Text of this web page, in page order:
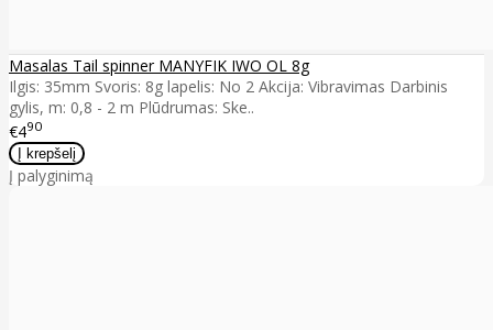
Masalas Tail spinner MANYFIK IWO OL 8g
Ilgis: 35mm Svoris: 8g lapelis: No 2 Akcija: Vibravimas Darbinis
gylis, m: 0,8 - 2 m Plūdrumas: Ske..
€490
Į palyginimą